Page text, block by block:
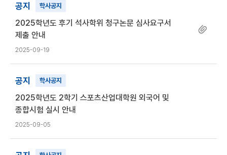
공지 학사공지
2025학년도 후기 석사학위 청구논문 심사요구서
제출 안내
2025-09-19
공지 학사공지
2025학년도 2학기 스포츠산업대학원 외국어 및
종합시험 실시 안내
2025-09-05